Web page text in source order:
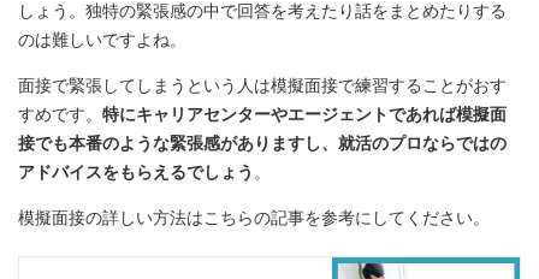
しょう。独特の緊張感の中で回答を考えたり話をまとめたりする
のは難しいですよね。
面接で緊張してしまうという人は模擬面接で練習することがおす
すめです。 特にキャリアセンターやエージェントであれば模擬面
接でも本番のような緊張感がありますし、就活のプロならではの
アドバイスをもらえるでしょう 。
模擬面接の詳しい方法はこちらの記事を参考にしてください。